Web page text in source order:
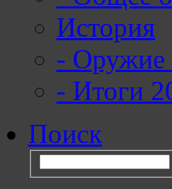
История
- Оружие
- Итоги
Поиск